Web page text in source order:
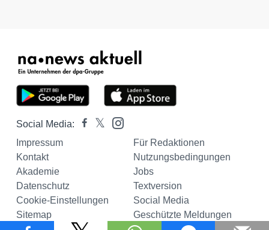
Social Media:
Impressum
Für Redaktionen
Kontakt
Nutzungsbedingungen
Akademie
Jobs
Datenschutz
Textversion
Cookie-Einstellungen
Social Media
Sitemap
Geschützte Meldungen